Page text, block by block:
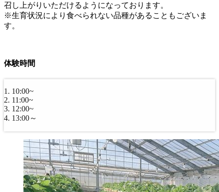
召し上がりいただけるようになっております。
※生育状況により食べられない品種があることもございま
す。
体験時間
10:00~
11:00~
12:00~
13:00～